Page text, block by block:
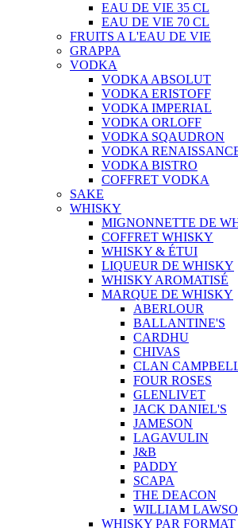
EAU DE VIE 35 CL
EAU DE VIE 70 CL
FRUITS A L'EAU DE VIE
GRAPPA
VODKA
VODKA ABSOLUT
VODKA ERISTOFF
VODKA IMPERIAL
VODKA ORLOFF
VODKA SQAUDRON
VODKA
VODKA BISTRO
COFFRET VODKA
SAKE
WHISKY
MIGNONNETTE DE
COFFRET WHISKY
WHISKY & ÉTUI
LIQUEUR DE WHISKY
WHISKY AROMATISÉ
MARQUE DE WHISKY
ABERLOUR
BALLANTINE'S
CARDHU
CHIVAS
CLAN
FOUR ROSES
GLENLIVET
JACK DANIEL'S
JAMESON
LAGAVULIN
J&B
PADDY
SCAPA
THE DEACON
WILLIAM
WHISKY PAR FORMAT